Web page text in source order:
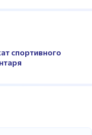
спортивного